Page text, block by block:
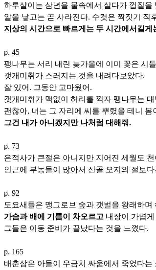
하루살이는 삼년을 물속에서 살다가 껍질
알을 낳고는 곧 사라진다. 수컷은 짝짓기 직
지상의 시간으로 빠르게는 두 시간에서길게
p. 45
팽나무는 서리 내린 늦가을에 이미 꽃은 시
갯개미취가 스러지는 것을 내려다보았다.
잘 있어. 그동안 고마웠어.
갯개미취가 맥없이 허리를 꺽자 팽나무는
괜찮아, 너는 그 자리에 씨를 뿌렸을 테니
그건 내가 아니겠지만 나처럼 대해줘.
p. 73
은적사가 큰절은 아니지만 지어진 세월도
인근에 부농들이 많아서 산골 오지의 절보다
p. 92
도요새들은 맹그로브 숲과 갯벌을 왕래하며
가슴과 배에 기름이 차오르고 내장이 가볍
그들은 이동 준비가 끝났다는 것을 느꼈다.
p. 165
배춘삼은 아들이 우금치 싸움에서 죽었다는